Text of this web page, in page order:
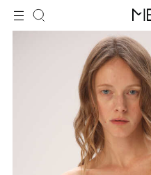
Для клиентов всех банков
Разбейте
оплатуна части
без переплат